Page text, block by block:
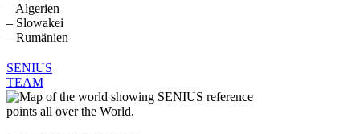
– Algerien
– Slowakei
– Rumänien
SENIUS
TEAM